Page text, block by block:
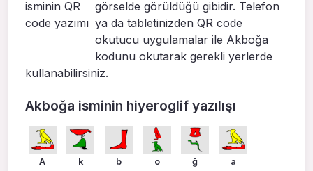
görselde görüldüğü gibidir. Telefon
ya da tabletinizden QR code
okutucu uygulamalar ile Akboğa
kodunu okutarak gerekli yerlerde
kullanabilirsiniz.
Akboğa isminin hiyeroglif yazılışı
A k b o ğ a